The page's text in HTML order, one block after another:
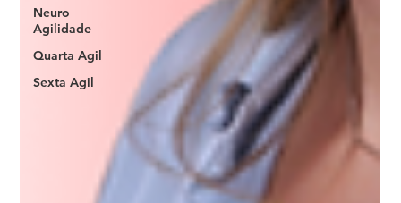
Neuro
Agilidade
Quarta Agil
Sexta Agil